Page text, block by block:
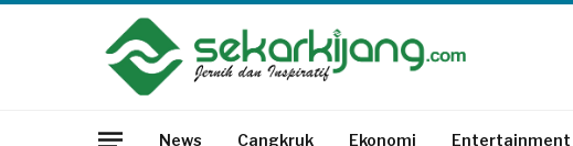
News Cangkruk Ekonomi Entertainment